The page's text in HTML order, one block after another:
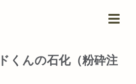
くんの石化（粉砕注